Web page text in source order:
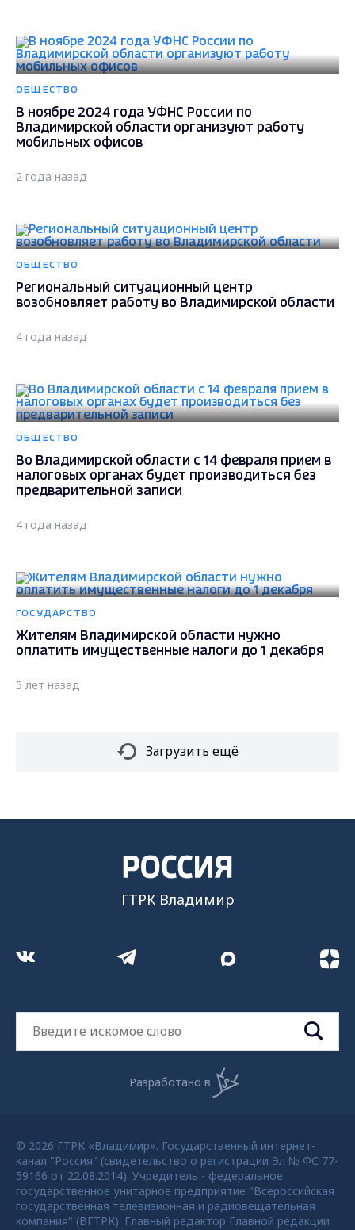
ОБЩЕСТВО
В ноябре 2024 года УФНС России по
Владимирской области организуют работу
мобильных офисов
2 года назад
ОБЩЕСТВО
Региональный ситуационный центр
возобновляет работу во Владимирской области
4 года назад
ОБЩЕСТВО
Во Владимирской области с 14 февраля прием в
налоговых органах будет производиться без
предварительной записи
4 года назад
ГОСУДАРСТВО
Жителям Владимирской области нужно
оплатить имущественные налоги до 1 декабря
5 лет назад
Загрузить ещё
ГТРК Владимир
Разработано в
© 2026 ГТРК «Владимир». Государственный интернет-
канал "Россия" (свидетельство о регистрации Эл № ФС 77-
59166 от 22.08.2014). Учредитель - федеральное
государственное унитарное предприятие "Всероссийская
государственная телевизионная и радиовещательная
компания" (ВГТРК). Главный редактор Главной редакции